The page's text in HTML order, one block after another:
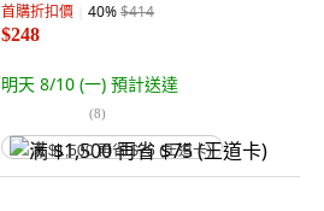
首購折扣價 40%$414
$248
明天 8/10 (一) 預計送達
(8)
满 $1,500 再省 $75 (王道卡)